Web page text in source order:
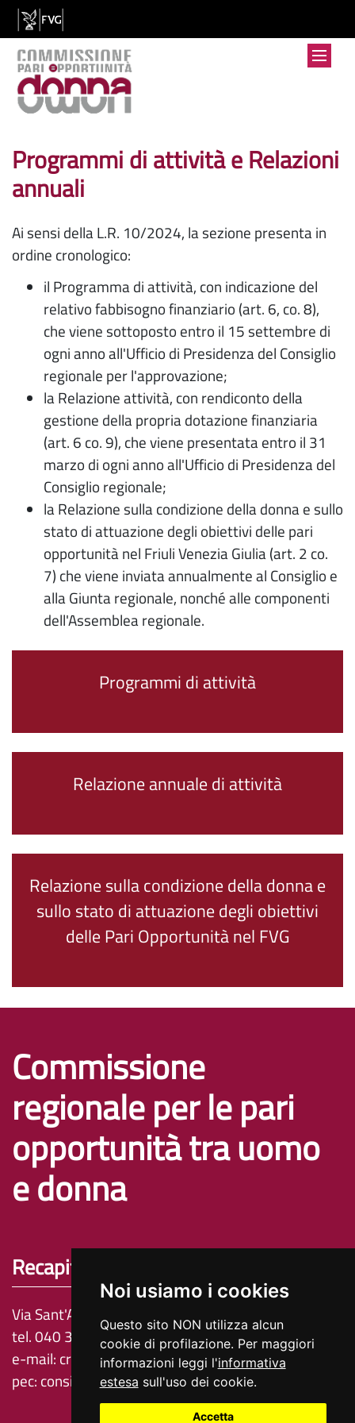
Noi usiamo i cookies
Questo sito NON utilizza alcun
cookie di profilazione. Per maggiori
informazioni leggi l'informativa
estesa sull'uso dei cookie.
Accetta
Programmi di attività e Relazioni
annuali
Ai sensi della L.R. 10/2024, la sezione presenta in
ordine cronologico:
il Programma di attività, con indicazione del
relativo fabbisogno finanziario (art. 6, co. 8),
che viene sottoposto entro il 15 settembre di
ogni anno all'Ufficio di Presidenza del Consiglio
regionale per l'approvazione;
la Relazione attività, con rendiconto della
gestione della propria dotazione finanziaria
(art. 6 co. 9), che viene presentata entro il 31
marzo di ogni anno all'Ufficio di Presidenza del
Consiglio regionale;
la Relazione sulla condizione della donna e sullo
stato di attuazione degli obiettivi delle pari
opportunità nel Friuli Venezia Giulia (art. 2 co.
7) che viene inviata annualmente al Consiglio e
alla Giunta regionale, nonché alle componenti
dell'Assemblea regionale.
Programmi di attività
Relazione annuale di attività
Relazione sulla condizione della donna e
sullo stato di attuazione degli obiettivi
delle Pari Opportunità nel FVG
Commissione
regionale per le pari
opportunità tra uomo
e donna
Recapiti e contatti
Via Sant'Anastasio 3, 34132 Trieste
tel. 040 3773957 - 040 3773834 - 040 3773895
e-mail: cr.organi.garanzia@regione.fvg.it
pec: consiglio@certregione.fvg.it